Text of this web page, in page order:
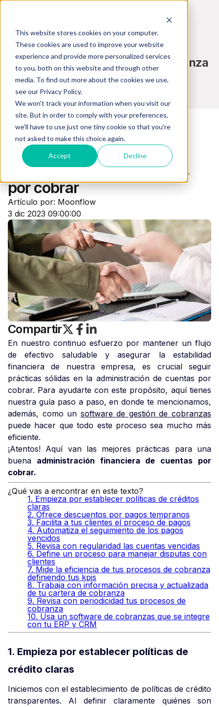
This website stores cookies on your computer.
These cookies are used to improve your website
experience and provide more personalized services
to you, both on this website and through other
media. To find out more about the cookies we use,
see our Privacy Policy.
We won't track your information when you visit our
site. But in order to comply with your preferences,
we'll have to use just one tiny cookie so that you're
not asked to make this choice again.
Accept Decline
Estrategias y consejos de cobranza
Cobranzas
Mejores prácticas en la
administración de cuentas
por cobrar
Artículo por: Moonflow
3 dic 2023 09:00:00
Compartir
En nuestro continuo esfuerzo por mantener un flujo
de efectivo saludable y asegurar la estabilidad
financiera de nuestra empresa, es crucial seguir
prácticas sólidas en la administración de cuentas por
cobrar. Para ayudarte con este propósito, aquí tienes
nuestra guía paso a paso, en donde te mencionamos,
además, como un software de gestión de cobranzas
puede hacer que todo este proceso sea mucho más
eficiente.
¡Atentos! Aquí van las mejores prácticas para una
buena administración financiera de cuentas por
cobrar.
¿Qué vas a encontrar en este texto?
1. Empieza por establecer políticas de créditos
claras
2. Ofrece descuentos por pagos tempranos
3. Facilita a tus clientes el proceso de pagos
4. Automatiza el seguimiento de los pagos
vencidos
5. Revisa con regularidad las cuentas vencidas
6. Define un proceso para manejar disputas con
clientes
7. Mide la eficiencia de tus procesos de cobranza
definiendo tus kpis
8. Trabaja con información precisa y actualizada
de tu cartera de cobranza
9. Revisa con periodicidad tus procesos de
cobranza
10. Usa un software de cobranzas que se integre
con tu ERP y CRM
1. Empieza por establecer políticas de
crédito claras
Iniciemos con el establecimiento de políticas de crédito
transparentes. Al definir claramente quiénes son